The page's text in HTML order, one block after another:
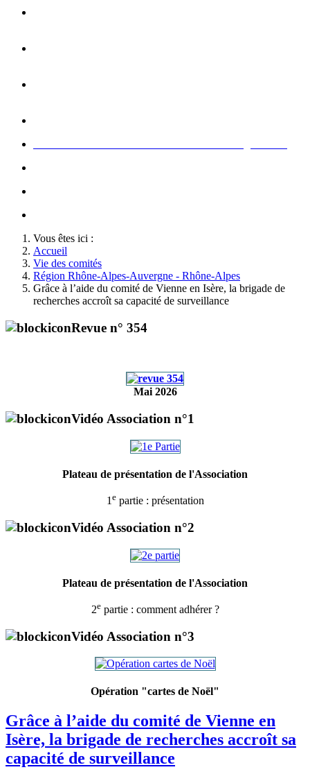
Vous êtes ici :
Accueil
Vie des comités
Région Rhône-Alpes-Auvergne - Rhône-Alpes
Grâce à l’aide du comité de Vienne en Isère, la brigade de
recherches accroît sa capacité de surveillance
Revue n° 354
Mai 2026
Vidéo Association n°1
Plateau de présentation de l'Association
1 epartie : présentation
Vidéo Association n°2
Plateau de présentation de l'Association
2epartie : comment adhérer ?
Vidéo Association n°3
Opération "cartes de Noël"
Grâce à l’aide du comité de Vienne en
Isère, la brigade de recherches accroît sa
capacité de surveillance